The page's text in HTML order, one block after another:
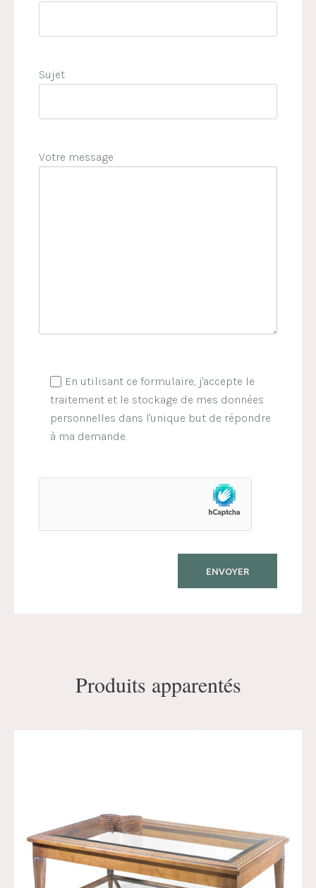
Sujet
Votre message
En utilisant ce formulaire, j'accepte le
traitement et le stockage de mes données
personnelles dans l'unique but de répondre
à ma demande.
Produits apparentés